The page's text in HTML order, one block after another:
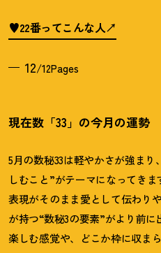
♥22番ってこんな人
12/12Pages
現在数「33」の今月の運勢
5月の数秘33は軽やかさが強ま
しむこと”がテーマになってき
表現がそのまま愛として伝わり
が持つ“数秘3の要素”がより前
楽しむ感覚や、どこか枠に収ま